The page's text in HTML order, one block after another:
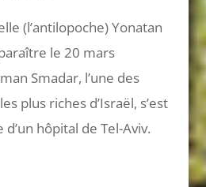
(l’antilopoche) Yonatan
le 20 mars
Smadar, l’une des
plus riches d’Israël, s’est
hôpital de Tel-Aviv.